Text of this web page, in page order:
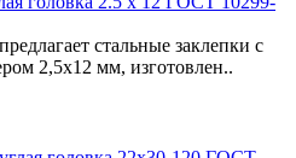
стальные заклепки с
2,5x12 мм, изготовлен..